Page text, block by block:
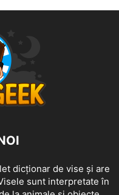
dicționar de vise și are
sunt interpretate în